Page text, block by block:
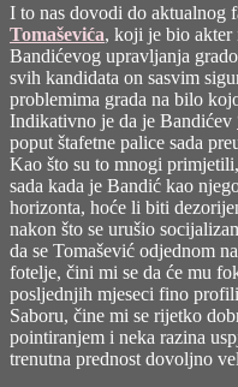
I to nas dovodi do aktualnog
Tomaševića, koji je bio akter
Bandićevog upravljanja
svih kandidata on sasvim
problemima grada na bilo
Indikativno je da je Bandićev
poput štafetne palice sada
Kao što su to mnogi
sada kada je Bandić kao
horizonta, hoće li biti
nakon što se urušio
da se Tomašević odjednom
fotelje, čini mi se da će mu
posljednjih mjeseci fino
Saboru, čine mi se rijetko
pointiranjem i neka razina
trenutna prednost dovoljno